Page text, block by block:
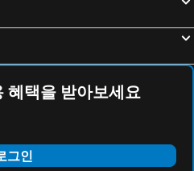
호텔 마노파
데 베스테 부티크 캡슐
혜택을 받아보세요
그인